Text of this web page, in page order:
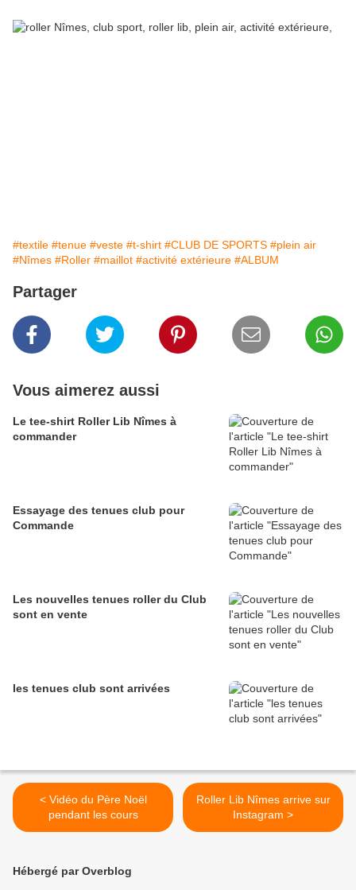
#textile #tenue #veste #t-shirt #CLUB DE SPORTS #plein air
#Nîmes #Roller #maillot #activité extérieure #ALBUM
Partager
Vous aimerez aussi
Le tee-shirt Roller Lib Nîmes à
commander
Essayage des tenues club pour
Commande
Les nouvelles tenues roller du Club
sont en vente
les tenues club sont arrivées
< Vidéo du Père Noël
pendant les cours
Roller Lib Nîmes arrive sur
Instagram >
Hébergé par Overblog